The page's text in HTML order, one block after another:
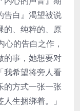
告白』渴望被说
的、纯粹的、原
的告白之作，
的事，她想要对
我希望将旁人看
的方式一张一张
生捆绑着。」